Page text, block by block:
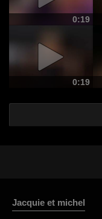
0:19
0:19
Jacquie et michel